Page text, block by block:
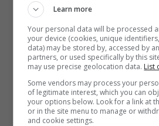
Provincia di Roma
Trevignano Romano
Rena (Lago di
Lombardia
Learn more
Your personal data will be processed
your device (cookies, unique
data) may be stored by, accessed by
partners, or used specifically by this
may use precise geolocation data. List
Some vendors may process your
of legitimate interest, which you can
your options below. Look for a link at
or in the site menu to manage or
and cookie settings.